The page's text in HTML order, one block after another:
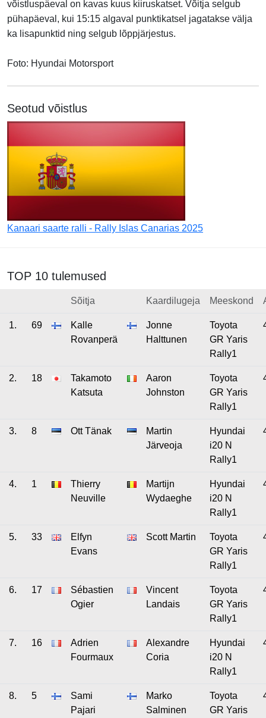
võistluspäeval on kavas kuus kiiruskatset. Võitja selgub
pühapäeval, kui 15:15 algaval punktikatsel jagatakse välja
ka lisapunktid ning selgub lõppjärjestus.
Foto: Hyundai Motorsport
Seotud võistlus
Kanaari saarte ralli - Rally Islas Canarias 2025
TOP 10 tulemused
Sõitja Kaardilugeja Meeskond
1. 69
Kalle
Rovanperä
Jonne
Halttunen
Toyota
GR Yaris
Rally1
2. 18
Takamoto
Katsuta
Aaron
Johnston
Toyota
GR Yaris
Rally1
3. 8 Ott Tänak
Martin
Järveoja
Hyundai
i20 N
Rally1
4. 1
Thierry
Neuville
Martijn
Wydaeghe
Hyundai
i20 N
Rally1
5. 33
Elfyn
Evans
Scott Martin
Toyota
GR Yaris
Rally1
6. 17
Sébastien
Ogier
Vincent
Landais
Toyota
GR Yaris
Rally1
7. 16
Adrien
Fourmaux
Alexandre
Coria
Hyundai
i20 N
Rally1
8. 5
Sami
Pajari
Marko
Salminen
Toyota
GR Yaris